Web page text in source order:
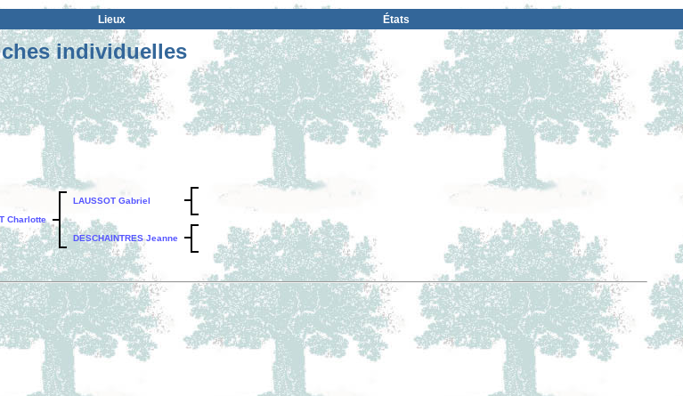
Lieux États
individuelles
Charlotte
LAUSSOT Gabriel
DESCHAINTRES Jeanne